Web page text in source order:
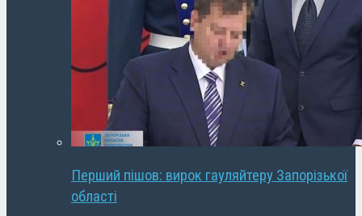
Перший пішов: вирок гауляйтеру Запорізької
області